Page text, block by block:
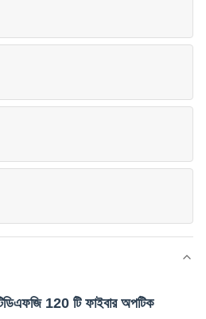
120 টি ফাইবার অপটিক